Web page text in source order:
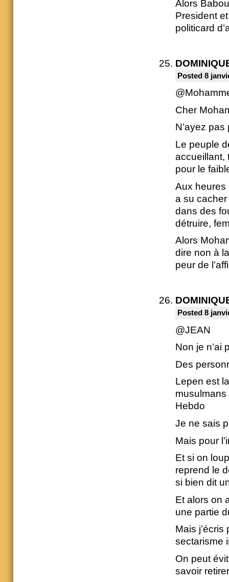
Alors
President
politicard
Posted 8
Cher
N’ayez pas
Le peuple
accueillant,
pour le
Aux heures
a su cacher
dans des
détruire,
Alors
dire non à
peur de
Posted 8
@JEAN
Non je n’ai
Des
Lepen est
musulmans
Hebdo
Je ne sais
Mais pour
Et si on
reprend le
si bien dit
Et alors on
une partie
Mais
sectarisme
On peut
savoir